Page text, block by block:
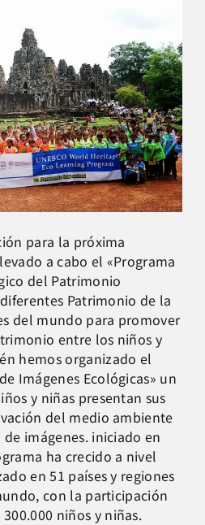
para la próxima
a cabo el «Programa
del Patrimonio
Patrimonio de la
del mundo para promover
entre los niños y
hemos organizado el
Imágenes Ecológicas» un
y niñas presentan sus
del medio ambiente
imágenes. iniciado en
ha crecido a nivel
en 51 países y regiones
con la participación
niños y niñas.